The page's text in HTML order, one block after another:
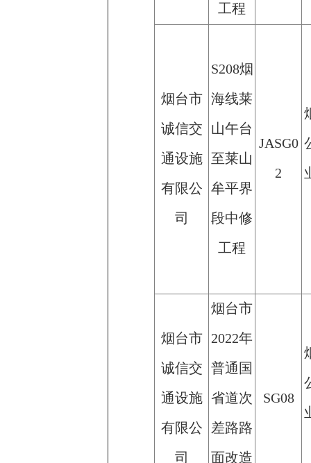
工程
烟台市
诚信交
通设施
有限公
司
S208烟
海线莱
山午台
至莱山
牟平界
段中修
工程
JASG0
2
烟台市
诚信交
通设施
有限公
司
烟台市
2022年
普通国
省道次
差路路
面改造
SG08